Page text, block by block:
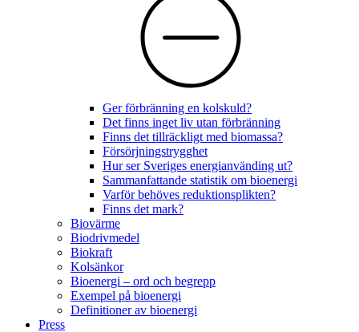
Ger förbränning en kolskuld?
Det finns inget liv utan förbränning
Finns det tillräckligt med biomassa?
Försörjningstrygghet
Hur ser Sveriges energianvänding ut?
Sammanfattande statistik om bioenergi
Varför behöves reduktionsplikten?
Finns det mark?
Biovärme
Biodrivmedel
Biokraft
Kolsänkor
Bioenergi – ord och begrepp
Exempel på bioenergi
Definitioner av bioenergi
Press